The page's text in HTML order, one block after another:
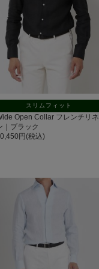
スリムフィット
Open Collar フレンチリネ
｜ブラック
円(税込)